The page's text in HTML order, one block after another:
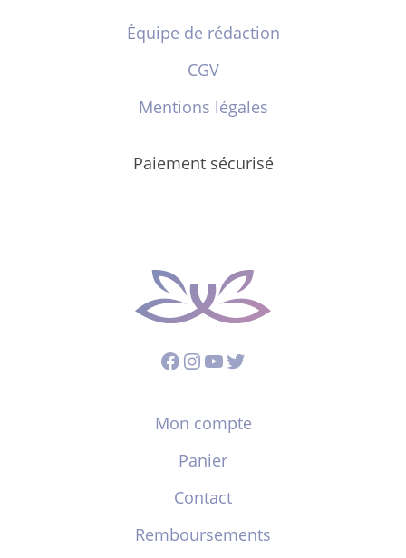
Équipe de rédaction
CGV
Mentions légales
Paiement sécurisé
Facebook
Instagram
YouTube
Twitter
Mon compte
Panier
Contact
Remboursements